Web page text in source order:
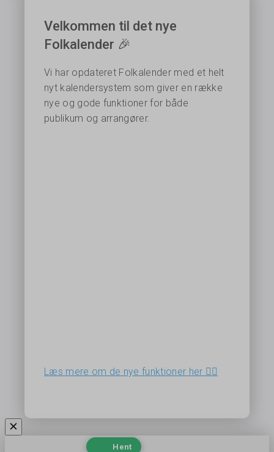
Velkommen til det nye
Folkalender 🎉
Vi har opdateret Folkalender med et helt
nyt kalendersystem som giver en række
nye og gode funktioner for både
publikum og arrangører.
Læs mere om de nye funktioner her 👉🏻
Hent